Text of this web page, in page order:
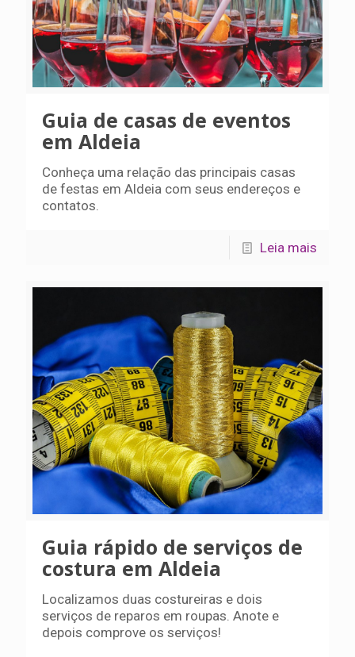
Guia de casas de eventos
em Aldeia
Conheça uma relação das principais casas
de festas em Aldeia com seus endereços e
contatos.
Leia mais
Guia rápido de serviços de
costura em Aldeia
Localizamos duas costureiras e dois
serviços de reparos em roupas. Anote e
depois comprove os serviços!